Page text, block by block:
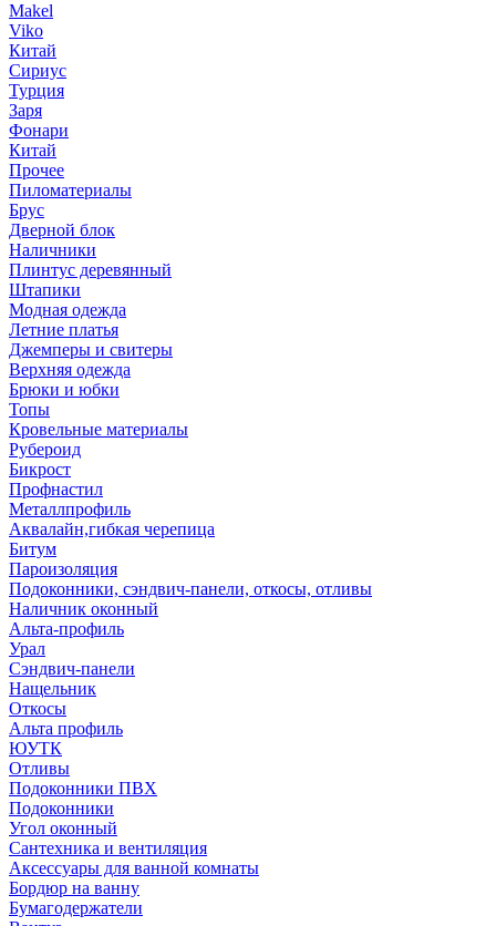
Makel
Viko
Китай
Сириус
Турция
Заря
Фонари
Китай
Прочее
Пиломатериалы
Брус
Дверной блок
Наличники
Плинтус деревянный
Штапики
Модная одежда
Летние платья
Джемперы и свитеры
Верхняя одежда
Брюки и юбки
Топы
Кровельные материалы
Рубероид
Бикрост
Профнастил
Металлпрофиль
Аквалайн,гибкая черепица
Битум
Пароизоляция
Подоконники, сэндвич-панели, откосы, отливы
Наличник оконный
Альта-профиль
Урал
Сэндвич-панели
Нащельник
Откосы
Альта профиль
ЮУТК
Отливы
Подоконники ПВХ
Подоконники
Угол оконный
Сантехника и вентиляция
Аксессуары для ванной комнаты
Бордюр на ванну
Бумагодержатели